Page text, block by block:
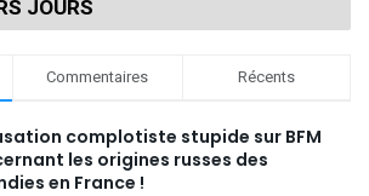
JOURS
Commentaires Récents
complotiste stupide sur BFM
les origines russes des
en France !